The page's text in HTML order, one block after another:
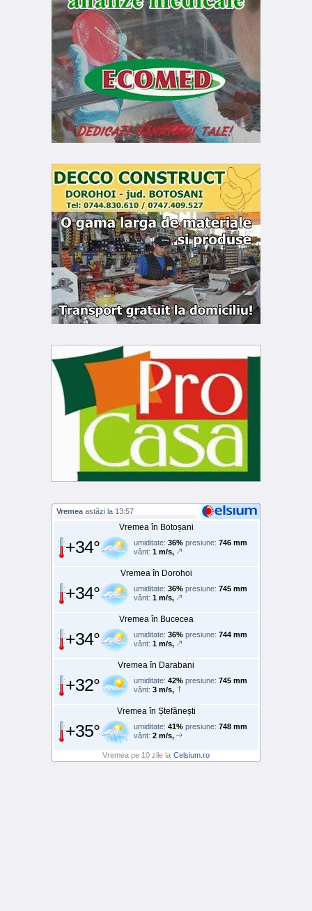
Vremea astăzi la 13:57
Vremea în Botoșani
+34° umiditate: 36% presiune: 746 mm
vânt: 1 m/s,
Vremea în Dorohoi
+34° umiditate: 36% presiune: 745 mm
vânt: 1 m/s,
Vremea în Bucecea
+34° umiditate: 36% presiune: 744 mm
vânt: 1 m/s,
Vremea în Darabani
+32° umiditate: 42% presiune: 745 mm
vânt: 3 m/s,
Vremea în Ștefănești
+35° umiditate: 41% presiune: 748 mm
vânt: 2 m/s,
Vremea pe 10 zile la Celsium.ro